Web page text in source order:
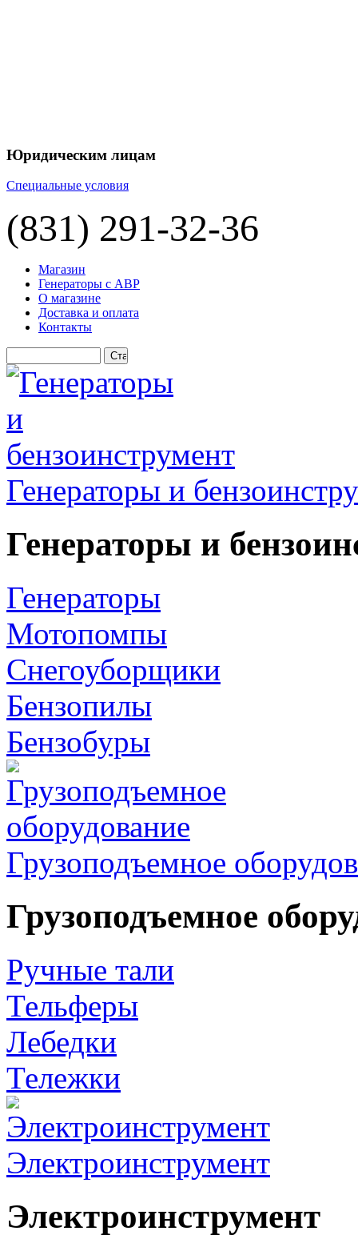
Юридическим лицам
Специальные условия
(831) 291-32-36
Магазин
Генераторы с АВР
О магазине
Доставка и оплата
Контакты
Генераторы и
Генераторы и
Генераторы
Мотопомпы
Снегоуборщики
Бензопилы
Бензобуры
Грузоподъемное
Грузоподъемное
Ручные тали
Тельферы
Лебедки
Тележки
Электроинструмент
Электроинструмент